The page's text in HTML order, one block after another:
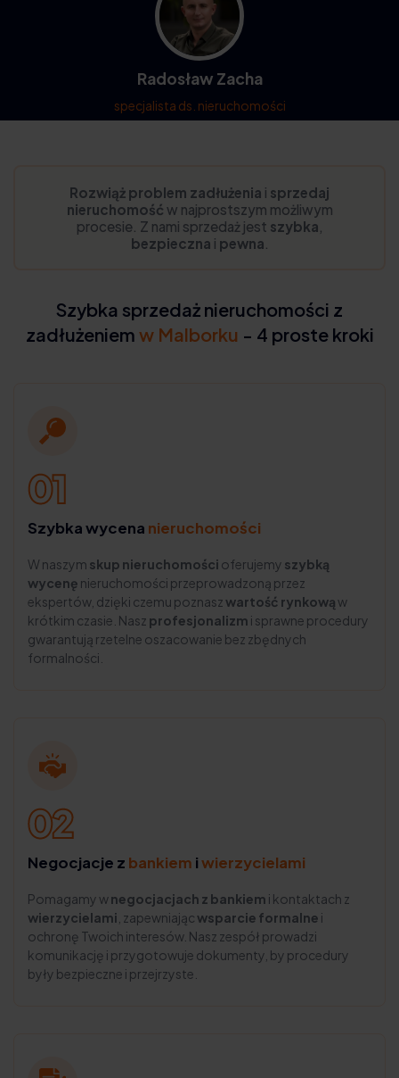
Radosław Zacha
specjalista ds. nieruchomości
Szybka sprzedaż nieruchomości z
zadłużeniem w Malborku - 4 proste kroki
Rozwiąż problem zadłużenia i sprzedaj
nieruchomość w najprostszym możliwym
procesie. Z nami sprzedaż jest szybka
bezpieczna i pewna
Szybka wycena nieruchomości
W naszym skup nieruchomości oferujemy szybką
wycenę nieruchomości przeprowadzoną przez
ekspertów, dzięki czemu poznaszwartość rynkowąw
krótkim czasie. Nasz profesjonalizm i sprawne procedury
gwarantują rzetelne oszacowanie bez zbędnych
formalności.
Negocjacje z bankiem iwierzycielami
Pomagamy wnegocjacjach z bankiem i kontaktach z
wierzycielami , zapewniającwsparcie formalne i
ochronę Twoich interesów. Nasz zespół prowadzi
komunikację i przygotowuje dokumenty, by procedury
były bezpieczne i przejrzyste.